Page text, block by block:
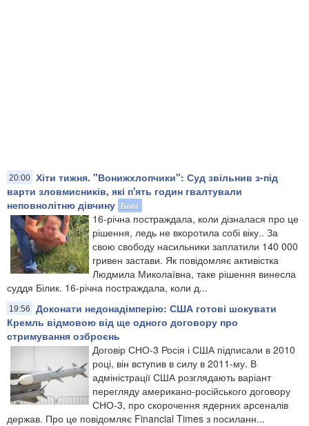
20:00 Хіти тижня. "Вонижхлопчики": Суд звільнив з-під
варти зловмисників, які п'ять годин гвалтували
неповнолітню дівчину Блог
16-річна постраждала, коли дізналася про це
рішення, ледь не вкоротила собі віку.​. За
свою свободу насильники заплатили 140 000
гривен застави. Як повідомляє активістка
Людмила Миколаївна, таке рішення винесла
суддя Білик. 16-річна постраждала, коли д...
19:56
Доконати недонадімперію: США готові шокувати
Кремль відмовою від ще одного договору про
стримування озброєнь
Договір СНО-3 Росія і США підписали в 2010
році, він вступив в силу в 2011-му. В
адміністрації США розглядають варіант
перегляду американо-російського договору
СНО-3, про скорочення ядерних арсеналів
держав. Про це повідомляє Financial Times з посиланн...